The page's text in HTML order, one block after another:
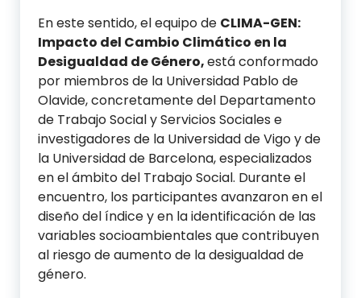
En este sentido, el equipo de CLIMA-GEN:
Impacto del Cambio Climático en la
Desigualdad de Género,está conformado
por miembros de la Universidad Pablo de
Olavide, concretamente del Departamento
de Trabajo Social y Servicios Sociales e
investigadores de la Universidad de Vigo y de
la Universidad de Barcelona, especializados
en el ámbito del Trabajo Social. Durante el
encuentro, los participantes avanzaron en el
diseño del índice y en la identificación de las
variables socioambientales que contribuyen
al riesgo de aumento de la desigualdad de
género.